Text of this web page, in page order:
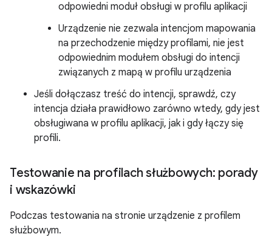
odpowiedni moduł obsługi w profilu aplikacji
Urządzenie nie zezwala intencjom mapowania
na przechodzenie między profilami, nie jest
odpowiednim modułem obsługi do intencji
związanych z mapą w profilu urządzenia
Jeśli dołączasz treść do intencji, sprawdź, czy
intencja działa prawidłowo zarówno wtedy, gdy jest
obsługiwana w profilu aplikacji, jak i gdy łączy się
profili.
Testowanie na profilach służbowych: porady
i wskazówki
Podczas testowania na stronie urządzenie z profilem
służbowym.